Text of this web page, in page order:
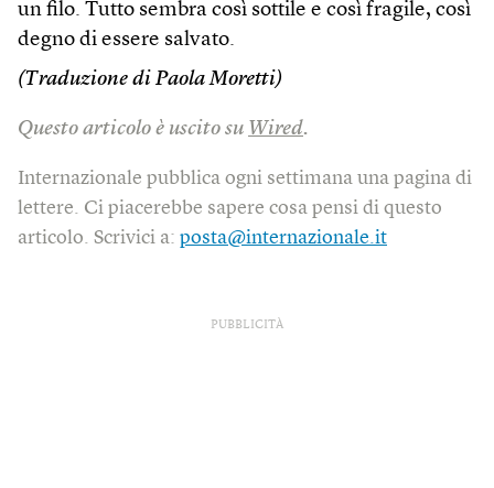
un filo. Tutto sembra così sottile e così fragile, così
degno di essere salvato.
(Traduzione di Paola Moretti)
Questo articolo è uscito su Wired.
Internazionale pubblica ogni settimana una pagina di
lettere. Ci piacerebbe sapere cosa pensi di questo
articolo. Scrivici a: posta@internazionale.it
PUBBLICITÀ